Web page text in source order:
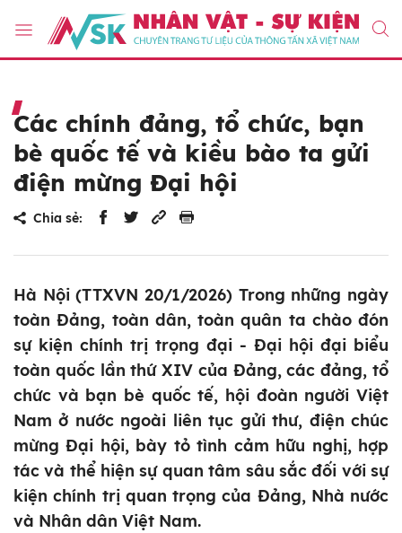
Các chính đảng, tổ chức, bạn
bè quốc tế và kiều bào ta gửi
điện mừng Đại hội
Chia sẻ:
Hà Nội (TTXVN 20/1/2026) Trong những ngày
toàn Đảng, toàn dân, toàn quân ta chào đón
sự kiện chính trị trọng đại - Đại hội đại biểu
toàn quốc lần thứ XIV của Đảng, các đảng, tổ
chức và bạn bè quốc tế, hội đoàn người Việt
Nam ở nước ngoài liên tục gửi thư, điện chúc
mừng Đại hội, bày tỏ tình cảm hữu nghị, hợp
tác và thể hiện sự quan tâm sâu sắc đối với sự
kiện chính trị quan trọng của Đảng, Nhà nước
và Nhân dân Việt Nam.